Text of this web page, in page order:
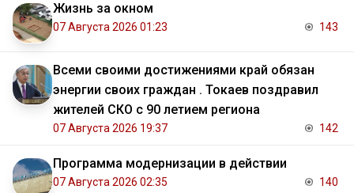
Жизнь за окном
07 Августа 2026 01:23 143
Всеми своими достижениями край обязан
энергии своих граждан . Токаев поздравил
жителей СКО с 90 летием региона
07 Августа 2026 19:37 142
Программа модернизации в действии
07 Августа 2026 02:35 140